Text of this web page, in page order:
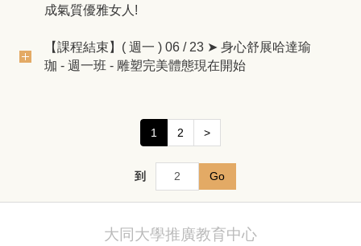
成氣質優雅女人!
【課程結束】( 週一 ) 06 / 23 ➤ 身心舒展哈達瑜
珈 - 週一班 - 雕塑完美體態現在開始
1 2 >
到 Go
大同大學推廣教育中心